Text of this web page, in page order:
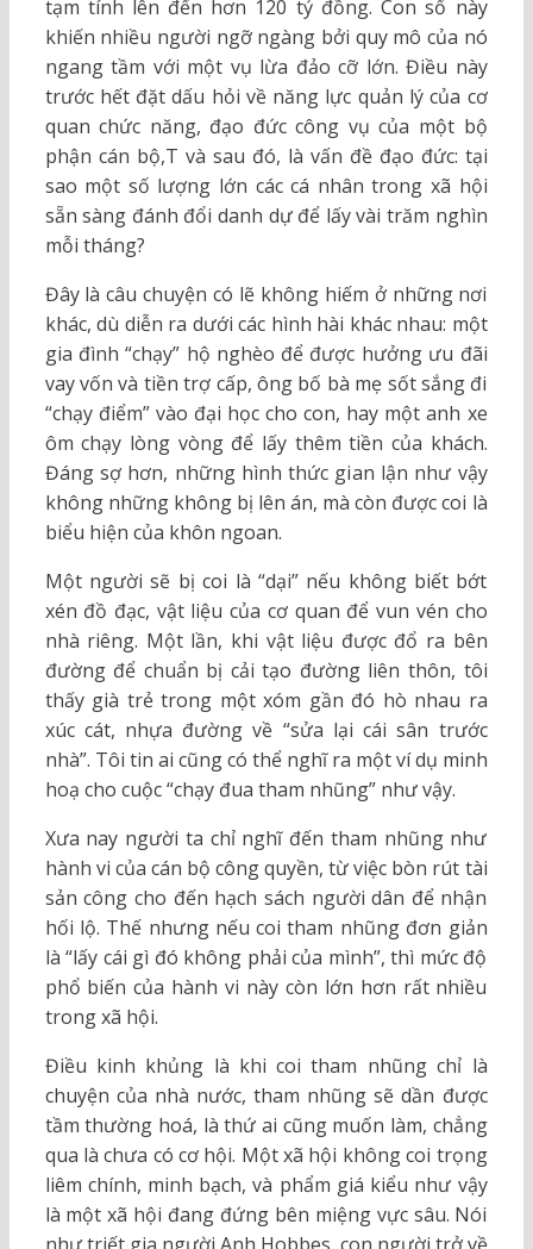
tạm tính lên đến hơn 120 tỷ đồng. Con số này
khiến nhiều người ngỡ ngàng bởi quy mô của nó
ngang tầm với một vụ lừa đảo cỡ lớn. Điều này
trước hết đặt dấu hỏi về năng lực quản lý của cơ
quan chức năng, đạo đức công vụ của một bộ
phận cán bộ,T và sau đó, là vấn đề đạo đức: tại
sao một số lượng lớn các cá nhân trong xã hội
sẵn sàng đánh đổi danh dự để lấy vài trăm nghìn
mỗi tháng?
Đây là câu chuyện có lẽ không hiếm ở những nơi
khác, dù diễn ra dưới các hình hài khác nhau: một
gia đình “chạy” hộ nghèo để được hưởng ưu đãi
vay vốn và tiền trợ cấp, ông bố bà mẹ sốt sắng đi
“chạy điểm” vào đại học cho con, hay một anh xe
ôm chạy lòng vòng để lấy thêm tiền của khách.
Đáng sợ hơn, những hình thức gian lận như vậy
không những không bị lên án, mà còn được coi là
biểu hiện của khôn ngoan.
Một người sẽ bị coi là “dại” nếu không biết bớt
xén đồ đạc, vật liệu của cơ quan để vun vén cho
nhà riêng. Một lần, khi vật liệu được đổ ra bên
đường để chuẩn bị cải tạo đường liên thôn, tôi
thấy già trẻ trong một xóm gần đó hò nhau ra
xúc cát, nhựa đường về “sửa lại cái sân trước
nhà”. Tôi tin ai cũng có thể nghĩ ra một ví dụ minh
hoạ cho cuộc “chạy đua tham nhũng” như vậy.
Xưa nay người ta chỉ nghĩ đến tham nhũng như
hành vi của cán bộ công quyền, từ việc bòn rút tài
sản công cho đến hạch sách người dân để nhận
hối lộ. Thế nhưng nếu coi tham nhũng đơn giản
là “lấy cái gì đó không phải của mình”, thì mức độ
phổ biến của hành vi này còn lớn hơn rất nhiều
trong xã hội.
Điều kinh khủng là khi coi tham nhũng chỉ là
chuyện của nhà nước, tham nhũng sẽ dần được
tầm thường hoá, là thứ ai cũng muốn làm, chẳng
qua là chưa có cơ hội. Một xã hội không coi trọng
liêm chính, minh bạch, và phẩm giá kiểu như vậy
là một xã hội đang đứng bên miệng vực sâu. Nói